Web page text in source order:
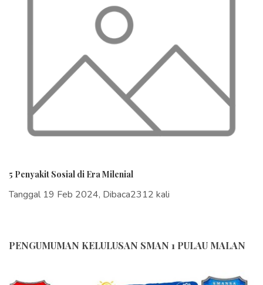
PENGUMUMAN KELULUSAN SMAN 1 PULAU MALAN
5 Penyakit Sosial di Era Milenial
Tanggal 19 Feb 2024, Dibaca2312 kali